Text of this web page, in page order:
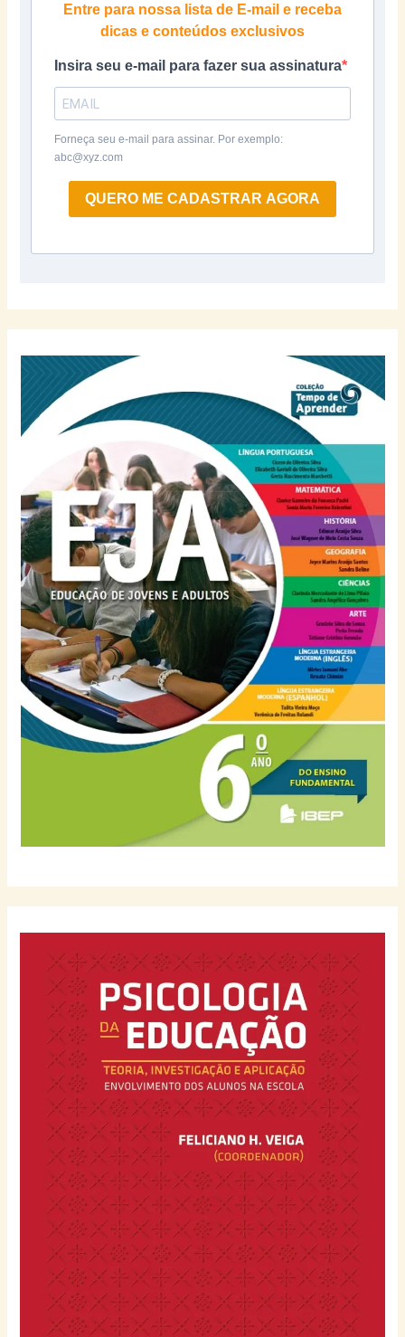
Entre para nossa lista de E-mail e receba
dicas e conteúdos exclusivos
Insira seu e-mail para fazer sua assinatura
Forneça seu e-mail para assinar. Por exemplo:
abc@xyz.com
QUERO ME CADASTRAR AGORA